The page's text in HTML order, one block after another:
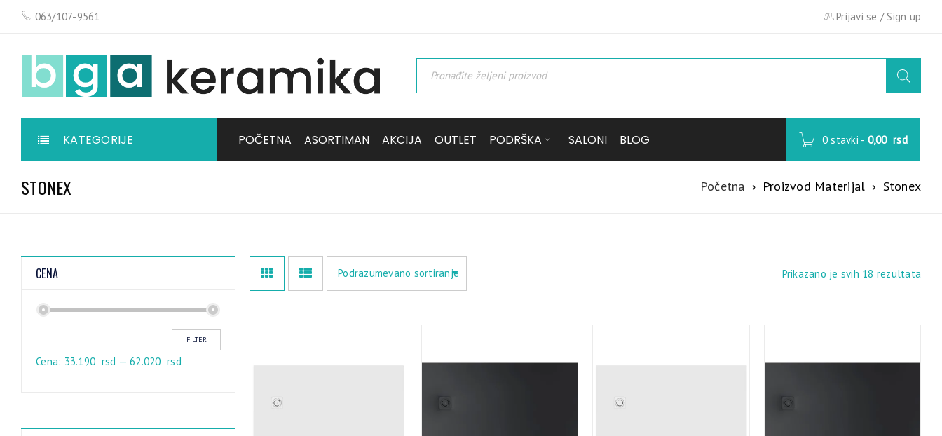
063/107-9561 Prijavi se /Sign up
KATEGORIJE POČETNA ASORTIMAN AKCIJA OUTLET PODRŠKA SALONI BLOG 0 stavki - 0,00 rsd
STONEX Početna › Proizvod Materijal › Stonex
CENA
FILTER
Cena: 33.190 rsd — 62.020 rsd
Prikazano je svih 18 rezultata
Podrazumevano sortiranje